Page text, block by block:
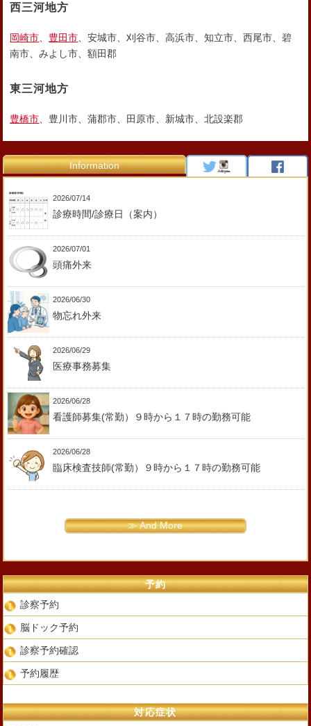
西三河地方
岡崎市 豊田市 、安城市、刈谷市、高浜市、知立市、西尾市、碧
南市、みよし市、額田郡
東三河地方
豊橋市 、豊川市、蒲郡市、田原市、新城市、北設楽郡
Information
2026/07/14
診療時間/診療日（案内）
2026/07/01
頭痛外来
2026/06/30
物忘れ外来
2026/06/29
医療事務募集
2026/06/28
看護師募集(常勤）９時から１７時の勤務可能
2026/06/28
臨床検査技師(常勤）９時から１７時の勤務可能
≫ And More
予約
診察予約
脳ドック予約
診察予約確認
予約履歴
対応症状